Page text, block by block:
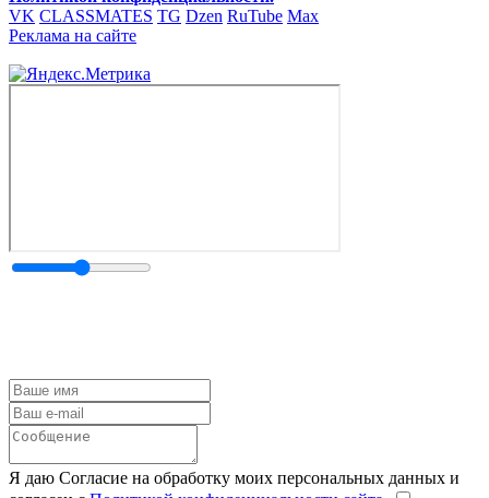
VK CLASSMATES TG Dzen RuTube Max
Реклама на сайте
Я даю Согласие на обработку моих персональных данных и